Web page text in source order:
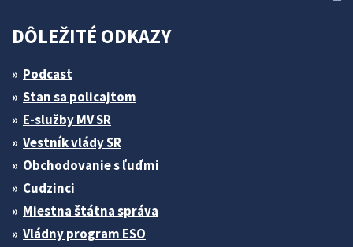
DÔLEŽITÉ ODKAZY
Podcast
Stan sa policajtom
E-služby MV SR
Vestník vlády SR
Obchodovanie s ľuďmi
Cudzinci
Miestna štátna správa
Vládny program ESO